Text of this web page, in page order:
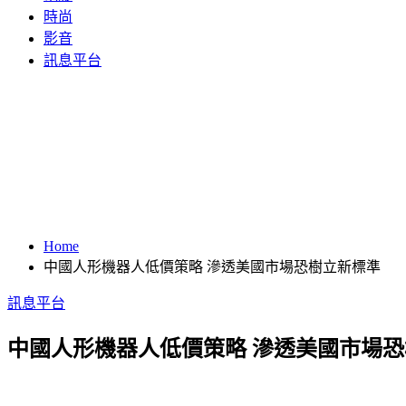
時尚
影音
訊息平台
Home
中國人形機器人低價策略 滲透美國市場恐樹立新標準
訊息平台
中國人形機器人低價策略 滲透美國市場